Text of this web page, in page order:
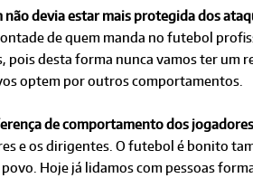
devia estar mais protegida dos
de quem manda no futebol
pois desta forma nunca vamos ter
optem por outros comportamentos.
de comportamento dos
e os dirigentes. O futebol é bonito
Hoje já lidamos com pessoas